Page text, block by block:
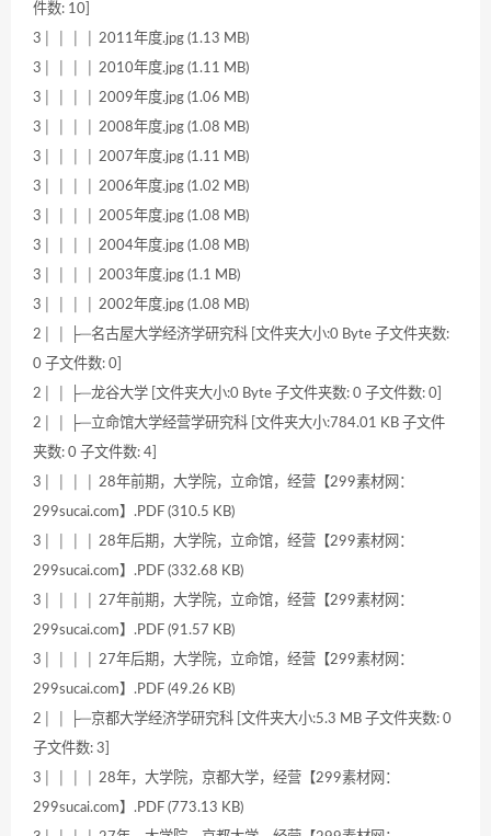
件数: 10]
3│ │ │ │ 2011年度.jpg (1.13 MB)
3│ │ │ │ 2010年度.jpg (1.11 MB)
3│ │ │ │ 2009年度.jpg (1.06 MB)
3│ │ │ │ 2008年度.jpg (1.08 MB)
3│ │ │ │ 2007年度.jpg (1.11 MB)
3│ │ │ │ 2006年度.jpg (1.02 MB)
3│ │ │ │ 2005年度.jpg (1.08 MB)
3│ │ │ │ 2004年度.jpg (1.08 MB)
3│ │ │ │ 2003年度.jpg (1.1 MB)
3│ │ │ │ 2002年度.jpg (1.08 MB)
2│ │ ├─名古屋大学经济学研究科 [文件夹大小:0 Byte 子文件夹数:
0 子文件数: 0]
2│ │ ├─龙谷大学 [文件夹大小:0 Byte 子文件夹数: 0 子文件数: 0]
2│ │ ├─立命馆大学经营学研究科 [文件夹大小:784.01 KB 子文件
夹数: 0 子文件数: 4]
3│ │ │ │ 28年前期，大学院，立命馆，经营【299素材网：
299sucai.com】.PDF (310.5 KB)
3│ │ │ │ 28年后期，大学院，立命馆，经营【299素材网：
299sucai.com】.PDF (332.68 KB)
3│ │ │ │ 27年前期，大学院，立命馆，经营【299素材网：
299sucai.com】.PDF (91.57 KB)
3│ │ │ │ 27年后期，大学院，立命馆，经营【299素材网：
299sucai.com】.PDF (49.26 KB)
2│ │ ├─京都大学经济学研究科 [文件夹大小:5.3 MB 子文件夹数: 0
子文件数: 3]
3│ │ │ │ 28年，大学院，京都大学，经营【299素材网：
299sucai.com】.PDF (773.13 KB)